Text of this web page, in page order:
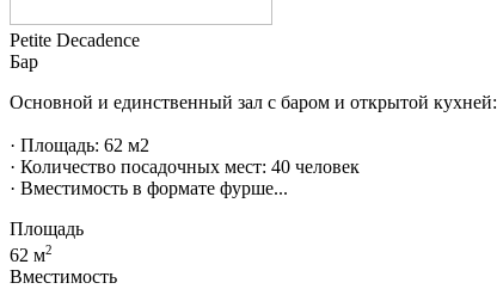
Petite Decadence
Бар
Основной и единственный зал с баром и открытой кухней:
· Площадь: 62 м2
· Количество посадочных мест: 40 человек
· Вместимость в формате фурше...
Площадь
62 м2
Вместимость